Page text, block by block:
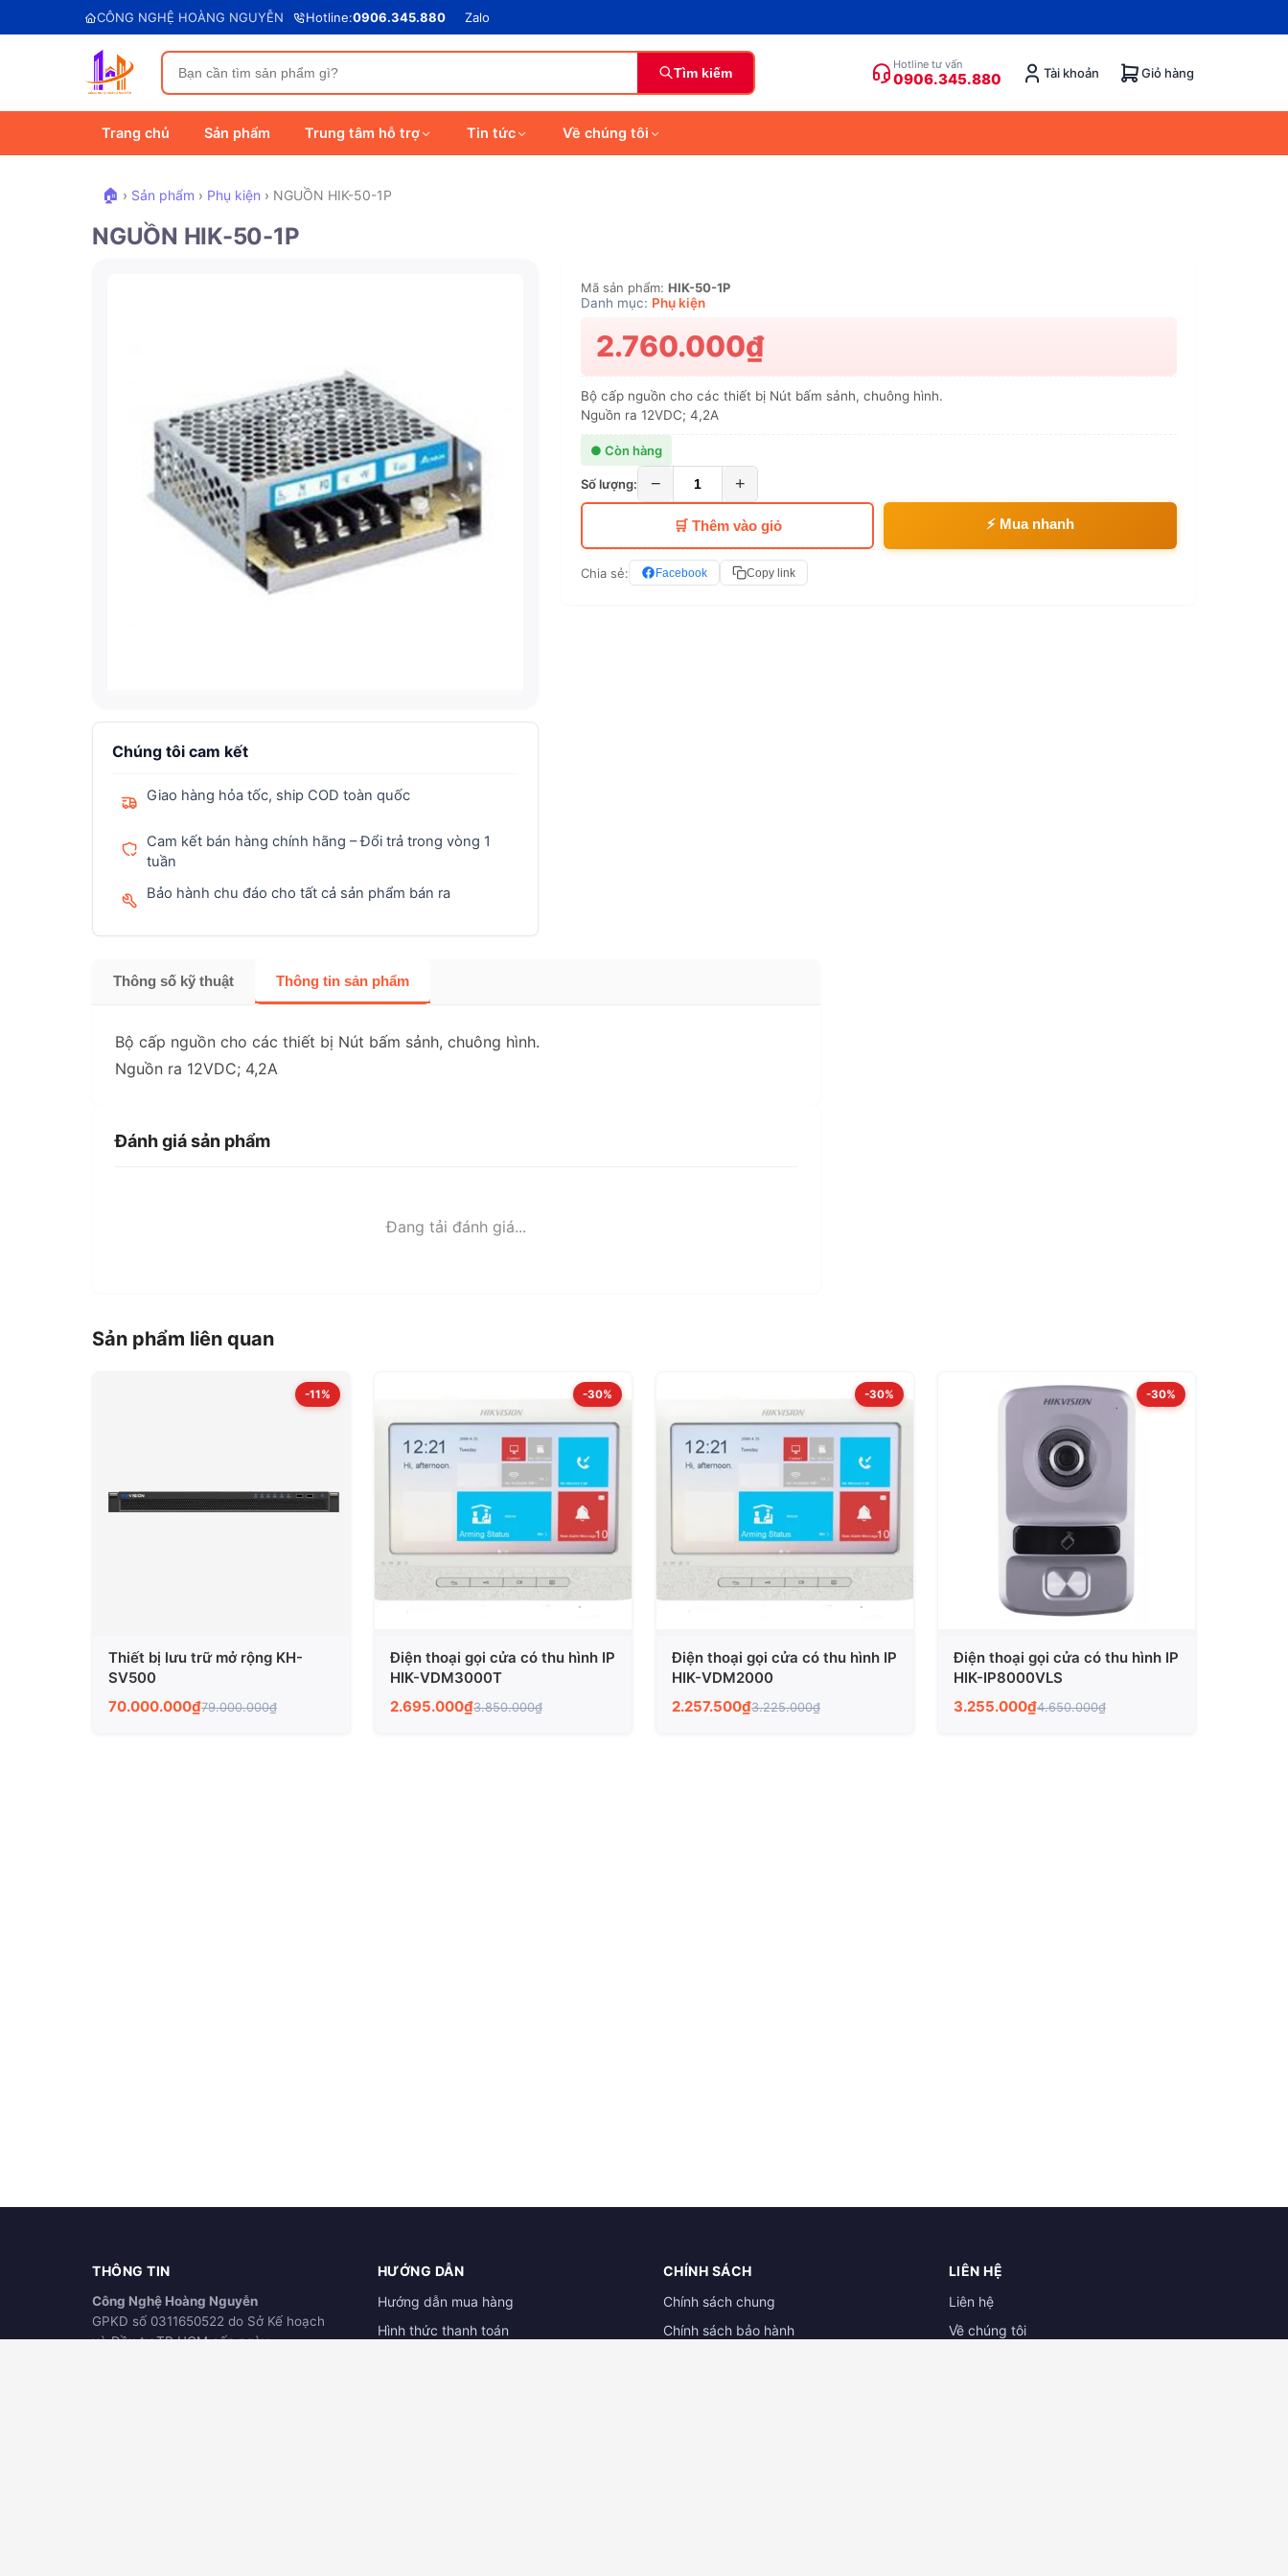
CÔNG NGHỆ HOÀNG NGUYỄN Hotline:0906.345.880 Zalo
Tìm kiếm
Hotline tư vấn
0906.345.880 Tài khoản Giỏ hàng
Trang chủ Sản phẩm Trung tâm hỗ trợ Tin tức Về chúng tôi
🏠 › Sản phẩm › Phụ kiện › NGUỒN HIK-50-1P
NGUỒN HIK-50-1P
Chúng tôi cam kết
Giao hàng hỏa tốc, ship COD toàn quốc
Cam kết bán hàng chính hãng – Đổi trả trong vòng 1
tuần
Bảo hành chu đáo cho tất cả sản phẩm bán ra
Thông số kỹ thuật Thông tin sản phẩm
Bộ cấp nguồn cho các thiết bị Nút bấm sảnh, chuông hình.
Nguồn ra 12VDC; 4,2A
Đánh giá sản phẩm
Đang tải đánh giá...
Mã sản phẩm: HIK-50-1P
Danh mục: Phụ kiện
2.760.000₫
Bộ cấp nguồn cho các thiết bị Nút bấm sảnh, chuông hình.
Nguồn ra 12VDC; 4,2A
● Còn hàng
Số lượng: − +
🛒 Thêm vào giỏ ⚡ Mua nhanh
Chia sẻ: Facebook Copy link
Sản phẩm liên quan
-11%
Thiết bị lưu trữ mở rộng KH-
SV500
70.000.000₫79.000.000₫
-30%
Điện thoại gọi cửa có thu hình IP
HIK-VDM3000T
2.695.000₫3.850.000₫
-30%
Điện thoại gọi cửa có thu hình IP
HIK-VDM2000
2.257.500₫3.225.000₫
-30%
Điện thoại gọi cửa có thu hình IP
HIK-IP8000VLS
3.255.000₫4.650.000₫
THÔNG TIN
Công Nghệ Hoàng Nguyễn
GPKD số 0311650522 do Sở Kế hoạch
và Đầu tư TP.HCM cấp ngày
HƯỚNG DẪN
Hướng dẫn mua hàng
Hình thức thanh toán
CHÍNH SÁCH
Chính sách chung
Chính sách bảo hành
LIÊN HỆ
Liên hệ
Về chúng tôi